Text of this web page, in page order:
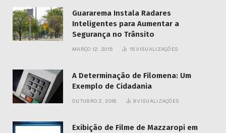
Guararema Instala Radares
Inteligentes para Aumentar a
Segurança no Trânsito
MARÇO 12, 2015 15VISUALIZAÇÕES
A Determinação de Filomena: Um
Exemplo de Cidadania
OUTUBRO 2, 2016 9VISUALIZAÇÕES
Exibição de Filme de Mazzaropi em